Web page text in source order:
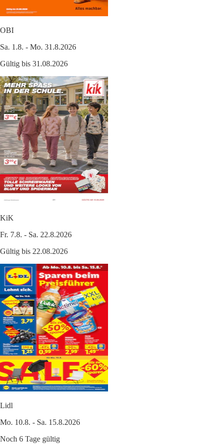
OBI
Sa. 1.8. - Mo. 31.8.2026
Gültig bis 31.08.2026
KiK
Fr. 7.8. - Sa. 22.8.2026
Gültig bis 22.08.2026
Lidl
Mo. 10.8. - Sa. 15.8.2026
Noch 6 Tage gültig